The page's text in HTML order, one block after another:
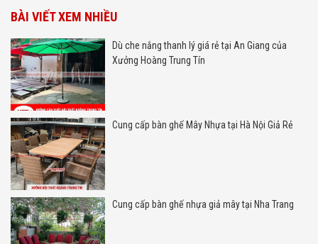
BÀI VIẾT XEM NHIỀU
Dù che nắng thanh lý giá rẻ tại An Giang của
Xưởng Hoàng Trung Tín
Cung cấp bàn ghế Mây Nhựa tại Hà Nội Giả Rẻ
Cung cấp bàn ghế nhựa giả mây tại Nha Trang